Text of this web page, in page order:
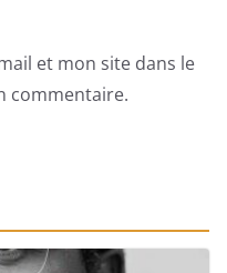
et mon site dans le
commentaire.